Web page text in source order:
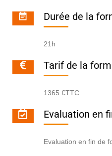
Durée de la
21h
Tarif de la
1365 €TTC
Evaluation en
Evaluation en fin de